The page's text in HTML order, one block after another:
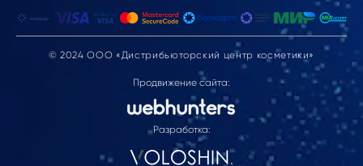
© 2024 ООО «Дистрибьюторский центр косметики»
Продвижение сайта:
Разработка: